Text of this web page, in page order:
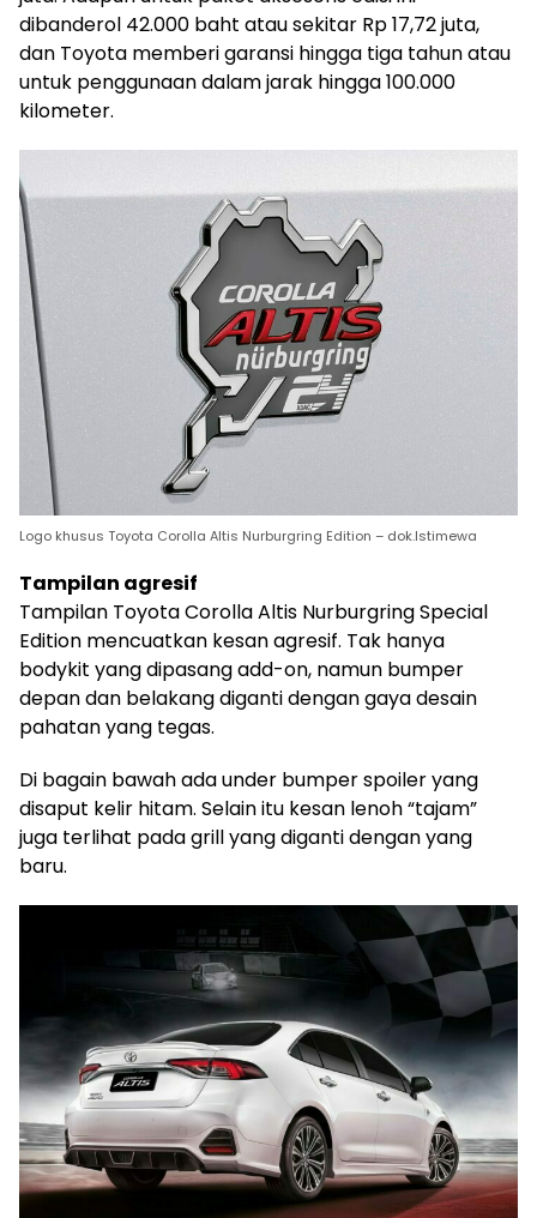
dibanderol 42.000 baht atau sekitar Rp 17,72 juta,
dan Toyota memberi garansi hingga tiga tahun atau
untuk penggunaan dalam jarak hingga 100.000
kilometer.
Logo khusus Toyota Corolla Altis Nurburgring Edition – dok.Istimewa
Tampilan agresif
Tampilan Toyota Corolla Altis Nurburgring Special
Edition mencuatkan kesan agresif. Tak hanya
bodykit yang dipasang add-on, namun bumper
depan dan belakang diganti dengan gaya desain
pahatan yang tegas.
Di bagain bawah ada under bumper spoiler yang
disaput kelir hitam. Selain itu kesan lenoh “tajam”
juga terlihat pada grill yang diganti dengan yang
baru.